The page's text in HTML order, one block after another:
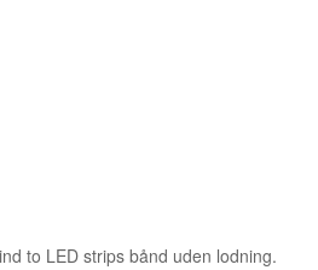
to LED strips bånd uden lodning.